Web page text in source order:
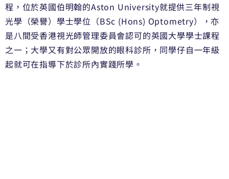
程，位於英國伯明翰的Aston University就提供三年制視
光學（榮譽）學士學位（BSc (Hons) Optometry），亦
是八間受香港視光師管理委員會認可的英國大學學士課程
之一；大學又有對公眾開放的眼科診所，同學仔自一年級
起就可在指導下於診所內實踐所學。